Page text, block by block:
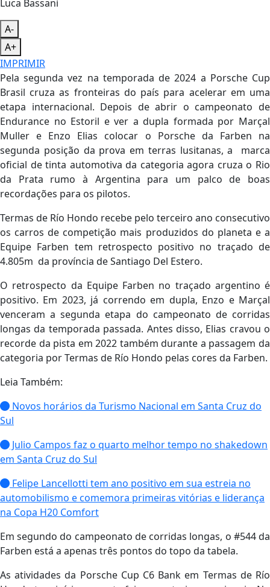
Luca Bassani
A-
A+
IMPRIMIR
Pela segunda vez na temporada de 2024 a Porsche Cup
Brasil cruza as fronteiras do país para acelerar em uma
etapa internacional. Depois de abrir o campeonato de
Endurance no Estoril e ver a dupla formada por Marçal
Muller e Enzo Elias colocar o Porsche da Farben na
segunda posição da prova em terras lusitanas, a marca
oficial de tinta automotiva da categoria agora cruza o Rio
da Prata rumo à Argentina para um palco de boas
recordações para os pilotos.
Termas de Río Hondo recebe pelo terceiro ano consecutivo
os carros de competição mais produzidos do planeta e a
Equipe Farben tem retrospecto positivo no traçado de
4.805m da província de Santiago Del Estero.
O retrospecto da Equipe Farben no traçado argentino é
positivo. Em 2023, já correndo em dupla, Enzo e Marçal
venceram a segunda etapa do campeonato de corridas
longas da temporada passada. Antes disso, Elias cravou o
recorde da pista em 2022 também durante a passagem da
categoria por Termas de Río Hondo pelas cores da Farben.
Leia Também:
Novos horários da Turismo Nacional em Santa Cruz do
Sul
Julio Campos faz o quarto melhor tempo no shakedown
em Santa Cruz do Sul
Felipe Lancellotti tem ano positivo em sua estreia no
automobilismo e comemora primeiras vitórias e liderança
na Copa H20 Comfort
Em segundo do campeonato de corridas longas, o #544 da
Farben está a apenas três pontos do topo da tabela.
As atividades da Porsche Cup C6 Bank em Termas de Río